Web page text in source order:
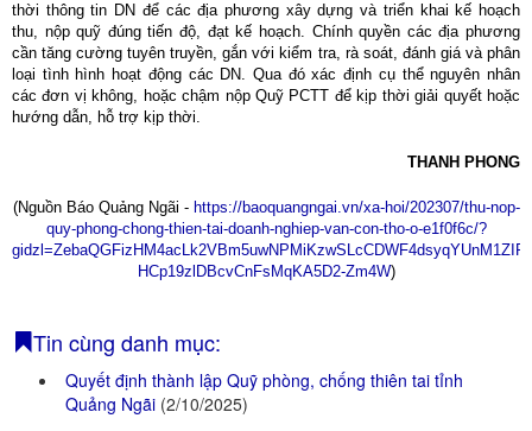
thời thông tin DN để các địa phương xây dựng và triển khai kế hoạch
thu, nộp quỹ đúng tiến độ, đạt kế hoạch. Chính quyền các địa phương
cần tăng cường tuyên truyền, gắn với kiểm tra, rà soát, đánh giá và phân
loại tình hình hoạt động các DN. Qua đó xác định cụ thể nguyên nhân
các đơn vị không, hoặc chậm nộp Quỹ PCTT để kịp thời giải quyết hoặc
hướng dẫn, hỗ trợ kịp thời.
THANH PHONG
(Nguồn Báo Quảng Ngãi - https://baoquangngai.vn/xa-hoi/202307/thu-nop-
quy-phong-chong-thien-tai-doanh-nghiep-van-con-tho-o-e1f0f6c/?
HCp19zlDBcvCnFsMqKA5D2-Zm4W)
Tin cùng danh mục:
Quyết định thành lập Quỹ phòng, chống thiên tai tỉnh
Quảng Ngãi (2/10/2025)